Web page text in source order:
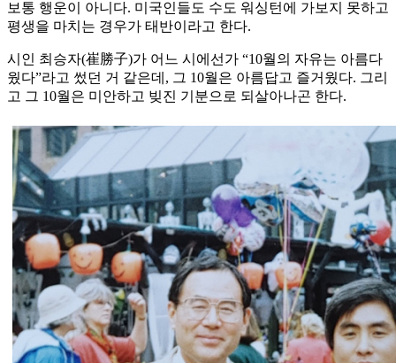
보통 행운이 아니다. 미국인들도 수도 워싱턴에 가보지 못하고
평생을 마치는 경우가 태반이라고 한다.
시인 최승자(崔勝子)가 어느 시에선가 “10월의 자유는 아름다
웠다”라고 썼던 거 같은데, 그 10월은 아름답고 즐거웠다. 그리
고 그 10월은 미안하고 빚진 기분으로 되살아나곤 한다.